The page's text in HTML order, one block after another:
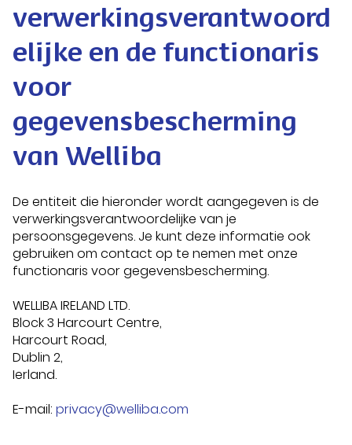
verwerkingsverantwoord
elijke en de functionaris
voor
gegevensbescherming
van Welliba
De entiteit die hieronder wordt aangegeven is de
verwerkingsverantwoordelijke van je
persoonsgegevens. Je kunt deze informatie ook
gebruiken om contact op te nemen met onze
functionaris voor gegevensbescherming.
WELLIBA IRELAND LTD.
Block 3 Harcourt Centre,
Harcourt Road,
Dublin 2,
Ierland.
E-mail: privacy@welliba.com